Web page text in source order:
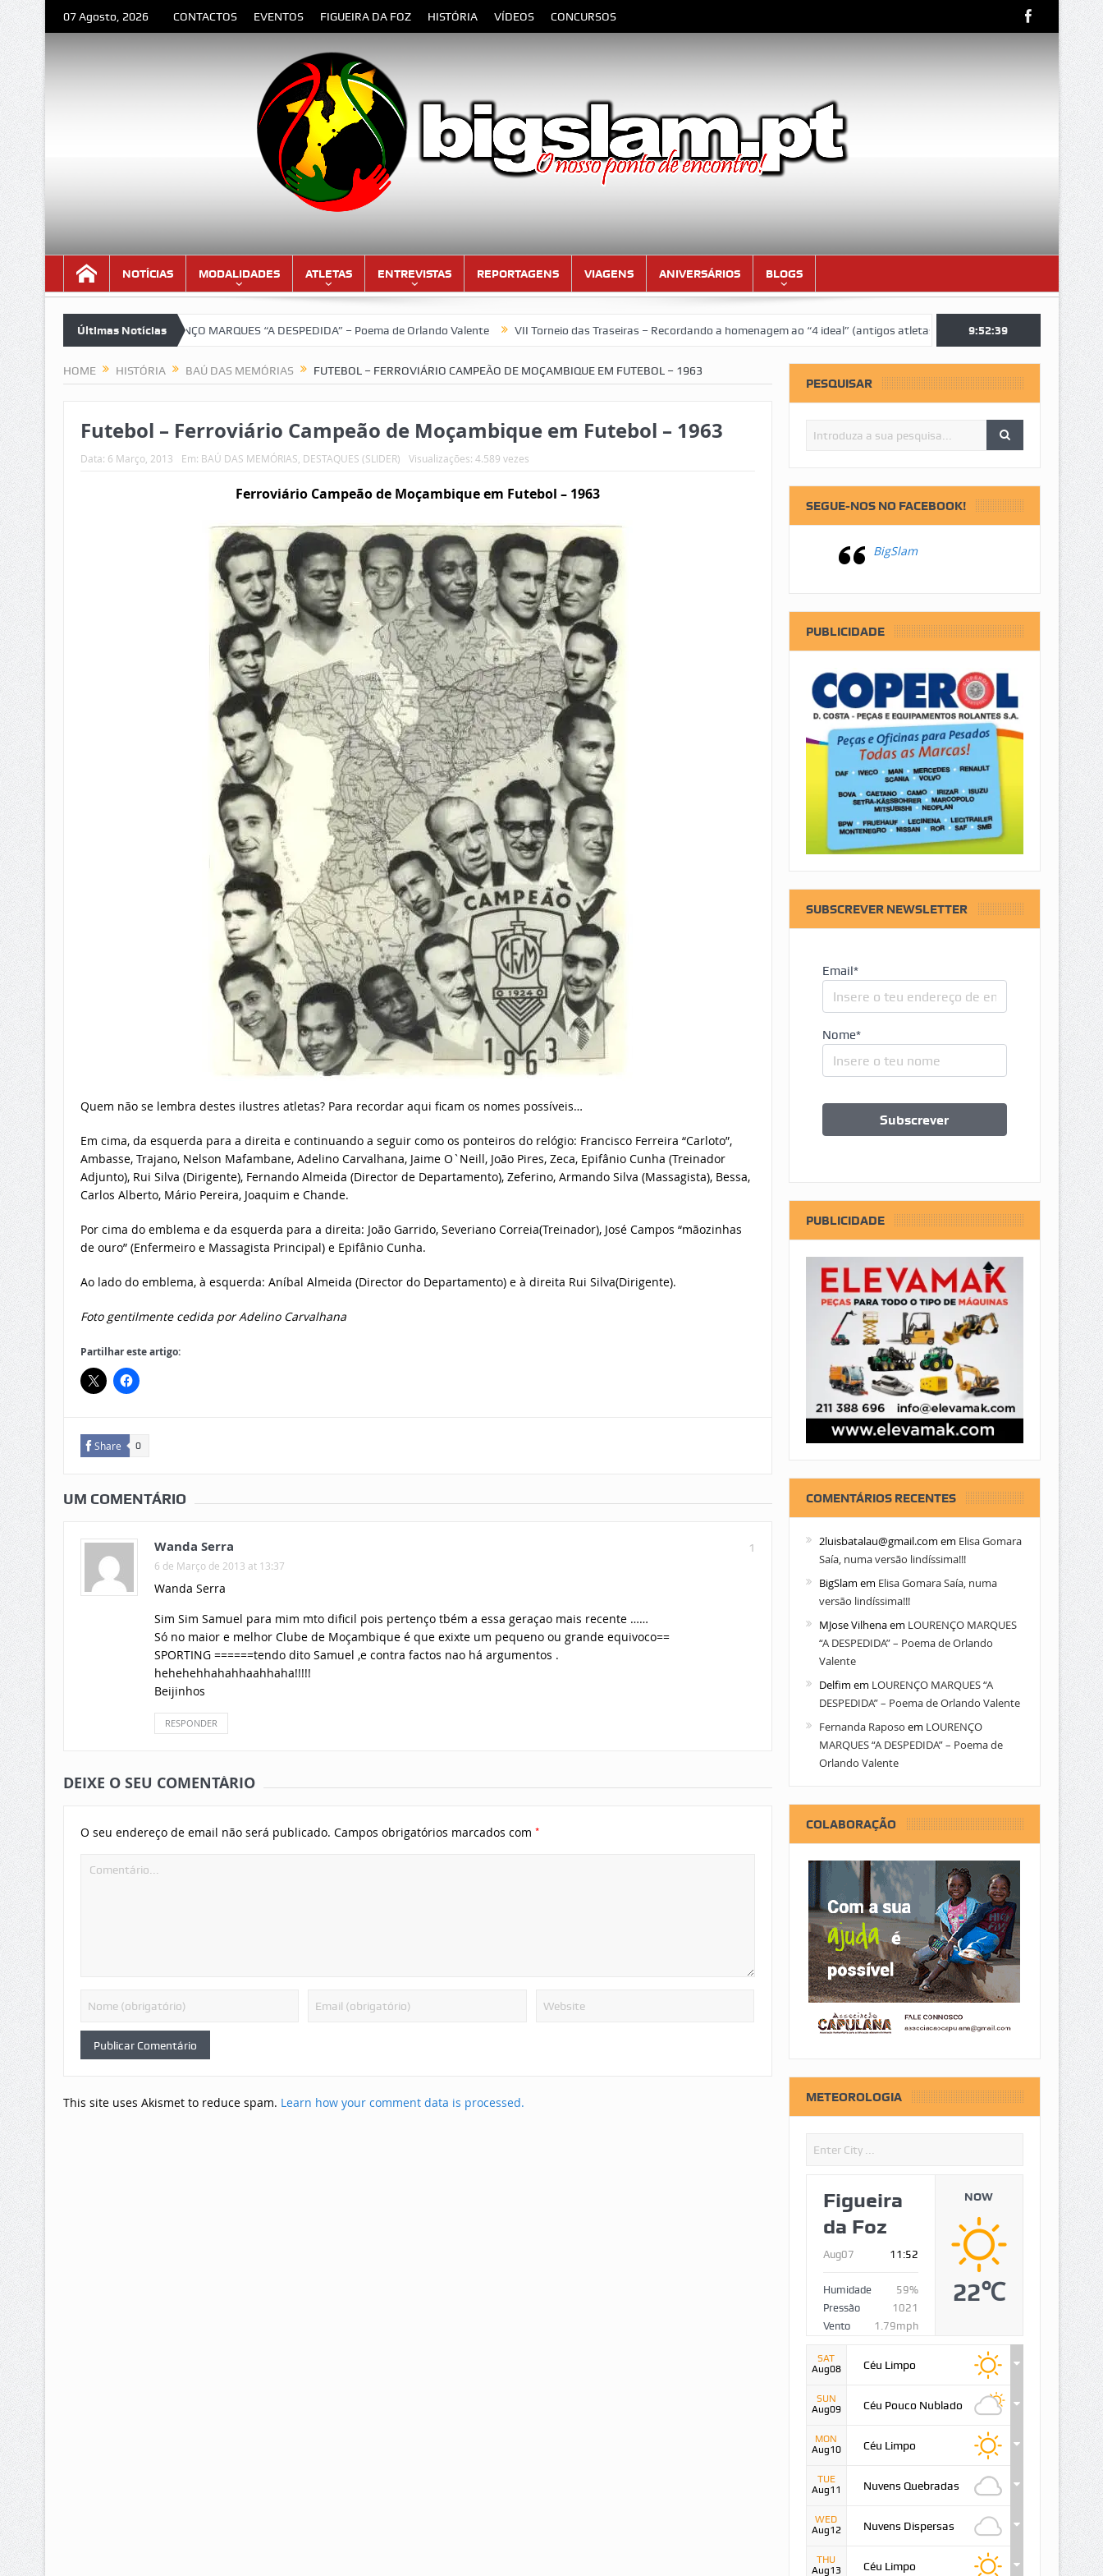
07 Agosto, 2026 CONTACTOS EVENTOS FIGUEIRA DA FOZ HISTÓRIA VÍDEOS CONCURSOS
NOTÍCIAS MODALIDADES ATLETAS ENTREVISTAS REPORTAGENS VIAGENS ANIVERSÁRIOS BLOGS
Últimas Notícias
lindíssima!!! LOURENÇO MARQUES “A DESPEDIDA” – Poema de Orlando Valente VII Torneio das Traseiras – Recordando a homenagem ao “4 ideal” (antigos atletas “moçambicanos” do GCF da época 1976/
9:52:40
HOME HISTÓRIA BAÚ DAS MEMÓRIAS FUTEBOL – FERROVIÁRIO CAMPEÃO DE MOÇAMBIQUE EM FUTEBOL – 1963
Futebol – Ferroviário Campeão de Moçambique em Futebol – 1963
Data: 6 Março, 2013 Em: BAÚ DAS MEMÓRIAS DESTAQUES (SLIDER) Visualizações: 4.589 vezes
Ferroviário Campeão de Moçambique em Futebol – 1963
Quem não se lembra destes ilustres atletas? Para recordar aqui ficam os nomes possíveis…
Em cima, da esquerda para a direita e continuando a seguir como os ponteiros do relógio: Francisco Ferreira “Carloto”,
Ambasse, Trajano, Nelson Mafambane, Adelino Carvalhana, Jaime O`Neill, João Pires, Zeca, Epifânio Cunha (Treinador
Adjunto), Rui Silva (Dirigente), Fernando Almeida (Director de Departamento), Zeferino, Armando Silva (Massagista), Bessa,
Carlos Alberto, Mário Pereira, Joaquim e Chande.
Por cima do emblema e da esquerda para a direita: João Garrido, Severiano Correia(Treinador), José Campos “mãozinhas
de ouro” (Enfermeiro e Massagista Principal) e Epifânio Cunha.
Ao lado do emblema, à esquerda: Aníbal Almeida (Director do Departamento) e à direita Rui Silva(Dirigente).
Foto gentilmente cedida por Adelino Carvalhana
Partilhar este artigo:
Share 0
UM COMENTÁRIO
1
Wanda Serra
6 de Março de 2013 at 13:37
Wanda Serra
Sim Sim Samuel para mim mto dificil pois pertenço tbém a essa geraçao mais recente ……
Só no maior e melhor Clube de Moçambique é que exixte um pequeno ou grande equivoco==
SPORTING ======tendo dito Samuel ,e contra factos nao há argumentos .
hehehehhahahhaahhaha!!!!!
Beijinhos
RESPONDER
DEIXE O SEU COMENTÁRIO
O seu endereço de email não será publicado. Campos obrigatórios marcados com *
This site uses Akismet to reduce spam. Learn how your comment data is processed.
PESQUISAR
SEGUE-NOS NO FACEBOOK!
BigSlam
PUBLICIDADE
SUBSCREVER NEWSLETTER
Email*
Nome*
PUBLICIDADE
COMENTÁRIOS RECENTES
2luisbatalau@gmail.com em Elisa Gomara
Saía, numa versão lindíssima!!!
BigSlam em Elisa Gomara Saía, numa
versão lindíssima!!!
MJose Vilhenaem LOURENÇO MARQUES
“A DESPEDIDA” – Poema de Orlando
Valente
Delfim em LOURENÇO MARQUES “A
DESPEDIDA” – Poema de Orlando Valente
Fernanda Raposo em LOURENÇO
MARQUES “A DESPEDIDA” – Poema de
Orlando Valente
COLABORAÇÃO
METEOROLOGIA
Figueira
da Foz
Aug07 11:52
Humidade
59%
Pressão
1021
Vento
1.79mph
NOW
22℃
SAT
Aug08
Céu Limpo
SUN
Aug09
Céu Pouco Nublado
MON
Aug10
Céu Limpo
TUE
Aug11
Nuvens Quebradas
WED
Aug12
Nuvens Dispersas
THU
Aug13
Céu Limpo